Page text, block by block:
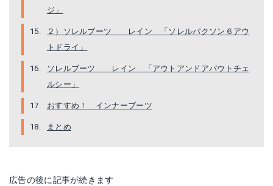
ジ」
２）ソレルブーツ レイン 「ソレルパクソン６アウ
トドライ」
ソレルブーツ レイン 「アウトアンドアバウトチェ
ルシー」
おすすめ！ インナーブーツ
まとめ
広告の後に記事が続きます
Amazonで詳細を見る